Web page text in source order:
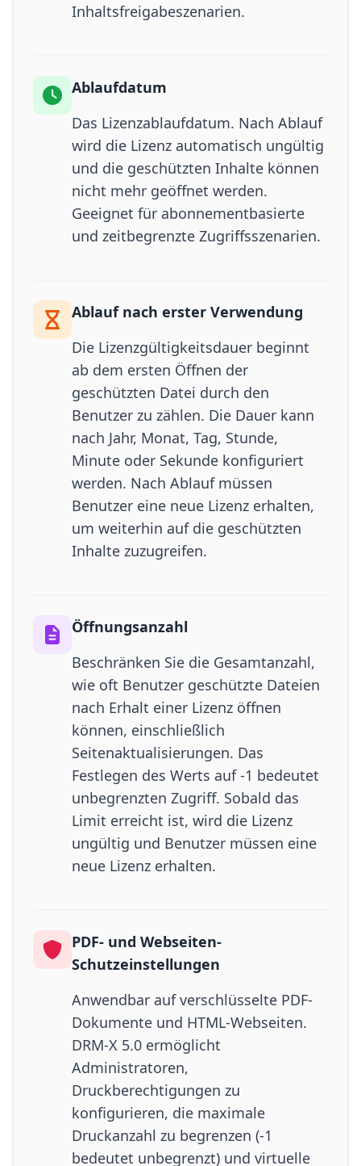
Inhaltsfreigabeszenarien.
Ablaufdatum
Das Lizenzablaufdatum. Nach Ablauf
wird die Lizenz automatisch ungültig
und die geschützten Inhalte können
nicht mehr geöffnet werden.
Geeignet für abonnementbasierte
und zeitbegrenzte Zugriffsszenarien.
Ablauf nach erster Verwendung
Die Lizenzgültigkeitsdauer beginnt
ab dem ersten Öffnen der
geschützten Datei durch den
Benutzer zu zählen. Die Dauer kann
nach Jahr, Monat, Tag, Stunde,
Minute oder Sekunde konfiguriert
werden. Nach Ablauf müssen
Benutzer eine neue Lizenz erhalten,
um weiterhin auf die geschützten
Inhalte zuzugreifen.
Öffnungsanzahl
Beschränken Sie die Gesamtanzahl,
wie oft Benutzer geschützte Dateien
nach Erhalt einer Lizenz öffnen
können, einschließlich
Seitenaktualisierungen. Das
Festlegen des Werts auf -1 bedeutet
unbegrenzten Zugriff. Sobald das
Limit erreicht ist, wird die Lizenz
ungültig und Benutzer müssen eine
neue Lizenz erhalten.
PDF- und Webseiten-
Schutzeinstellungen
Anwendbar auf verschlüsselte PDF-
Dokumente und HTML-Webseiten.
DRM-X 5.0 ermöglicht
Administratoren,
Druckberechtigungen zu
konfigurieren, die maximale
Druckanzahl zu begrenzen (-1
bedeutet unbegrenzt) und virtuelle